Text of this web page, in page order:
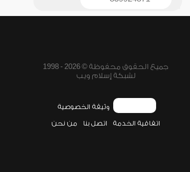
جميع الحقوق محفوظة © 2026 - 1998
لشبكة إسلام ويب
وثيقة الخصوصية
اتفاقية الخدمة اتصل بنا من نحن